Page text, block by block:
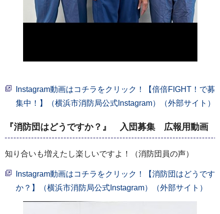
Instagram動画はコチラをクリック！【倍倍FIGHT！で募
集中！】（横浜市消防局公式Instagram）（外部サイト）
『消防団はどうですか？』 入団募集 広報用動画
知り合いも増えたし楽しいですよ！（消防団員の声）
Instagram動画はコチラをクリック！【消防団はどうです
か？】（横浜市消防局公式Instagram）（外部サイト）